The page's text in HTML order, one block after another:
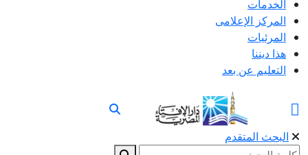
الخدمات
المركز الإعلامى
المرئيات
هذا ديننا
التعليم عن بعد
البحث المتقدم